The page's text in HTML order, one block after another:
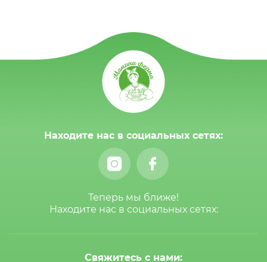
Находите нас в социальных сетях:
Теперь мы ближе!
Находите нас в социальных сетях:
Свяжитесь с нами: